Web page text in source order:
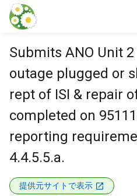
本文に飛ぶ
Submits ANO Unit
outage plugged or
rept of ISI & repair
completed on
reporting
4.4.5.5.a.
提供元サイトで表示